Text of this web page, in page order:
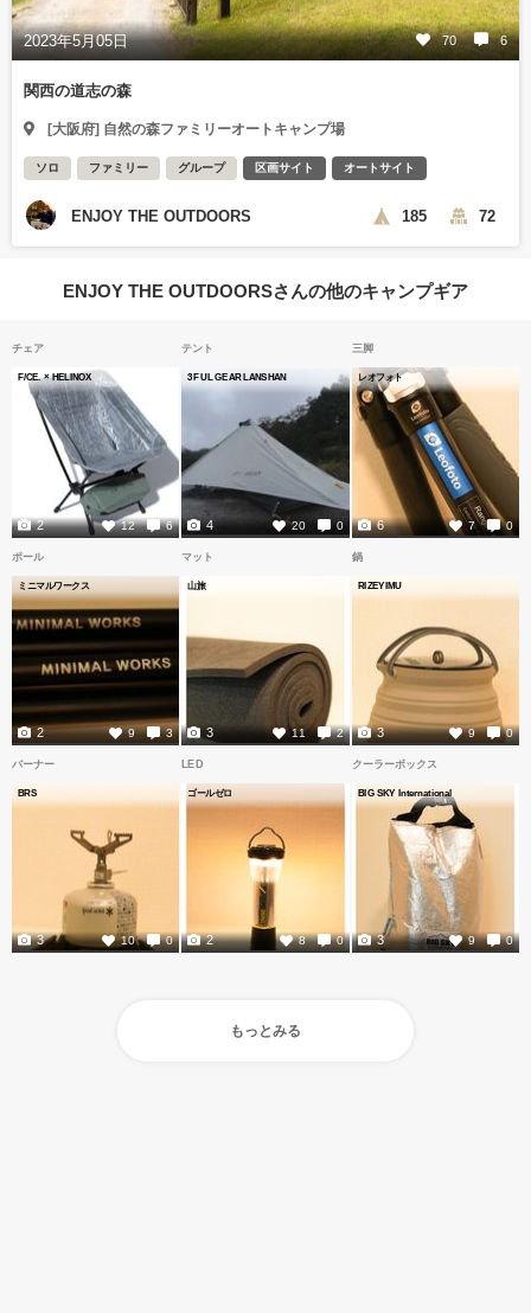
2023年5月05日 70 6
関西の道志の森
[大阪府] 自然の森ファミリーオートキャンプ場
ソロ ファミリー グループ 区画サイト オートサイト
ENJOY THE OUTDOORS 185 72
ENJOY THE OUTDOORSさんの他のキャンプギア
チェア
F/CE. × HELINOX
12 6
2
テント
3F UL GEAR LANSHAN
20 0
4
三脚
レオフォト
7 0
6
ポール
ミニマルワークス
9 3
2
マット
山旅
11 2
3
鍋
RIZEYIMU
9 0
3
バーナー
BRS
10 0
3
LED
ゴールゼロ
8 0
2
クーラーボックス
BIG SKY International
9 0
3
もっとみる